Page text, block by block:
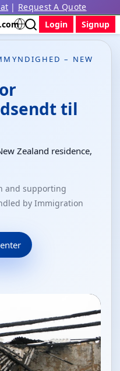
| Request A Quote
Login Signup
– NEW
til
Zealand residence,
and supporting
by Immigration